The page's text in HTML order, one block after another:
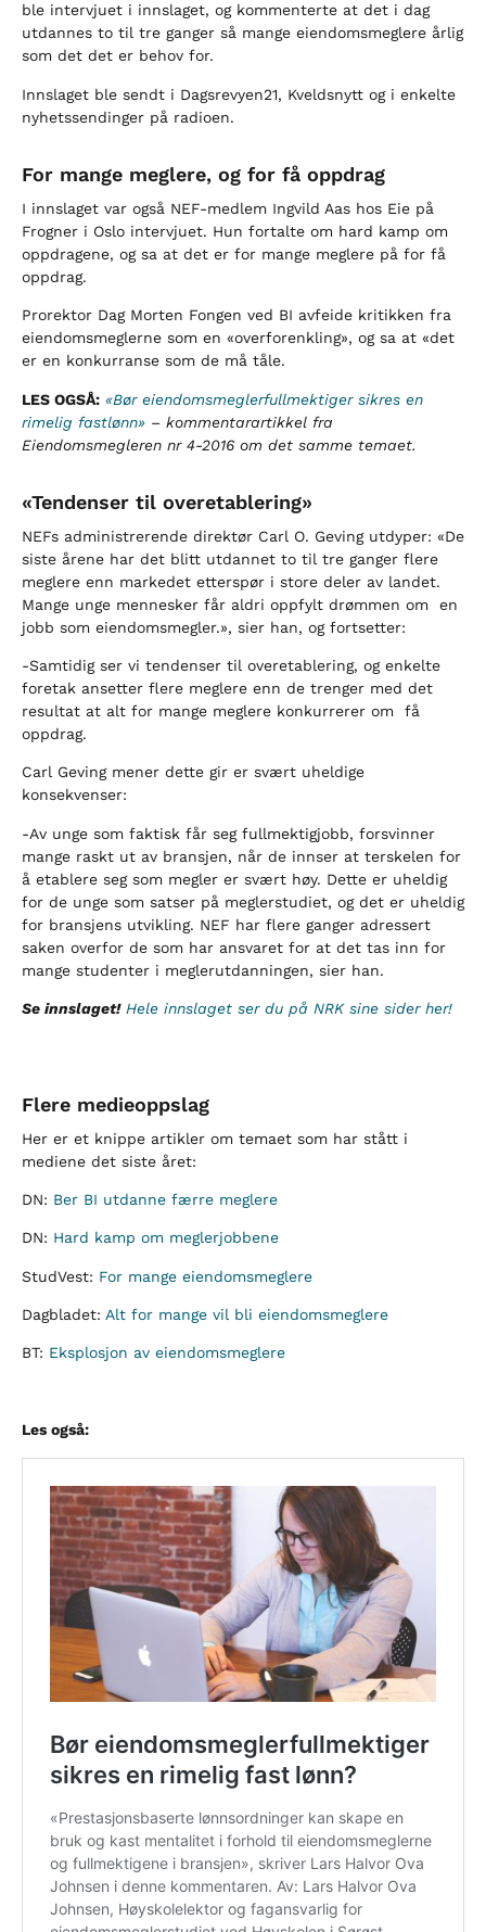
ble intervjuet i innslaget, og kommenterte at det i dag
utdannes to til tre ganger så mange eiendomsmeglere årlig
som det det er behov for.
Innslaget ble sendt i Dagsrevyen21, Kveldsnytt og i enkelte
nyhetssendinger på radioen.
For mange meglere, og for få oppdrag
I innslaget var også NEF-medlem Ingvild Aas hos Eie på
Frogner i Oslo intervjuet. Hun fortalte om hard kamp om
oppdragene, og sa at det er for mange meglere på for få
oppdrag.
Prorektor Dag Morten Fongen ved BI avfeide kritikken fra
eiendomsmeglerne som en «overforenkling», og sa at «det
er en konkurranse som de må tåle.
LES OGSÅ: «Bør eiendomsmeglerfullmektiger sikres en
rimelig fastlønn» – kommentarartikkel fra
Eiendomsmegleren nr 4-2016 om det samme temaet.
«Tendenser til overetablering»
NEFs administrerende direktør Carl O. Geving utdyper: «De
siste årene har det blitt utdannet to til tre ganger flere
meglere enn markedet etterspør i store deler av landet.
Mange unge mennesker får aldri oppfylt drømmen om en
jobb som eiendomsmegler.», sier han, og fortsetter:
-Samtidig ser vi tendenser til overetablering, og enkelte
foretak ansetter flere meglere enn de trenger med det
resultat at alt for mange meglere konkurrerer om få
oppdrag.
Carl Geving mener dette gir er svært uheldige
konsekvenser:
-Av unge som faktisk får seg fullmektigjobb, forsvinner
mange raskt ut av bransjen, når de innser at terskelen for
å etablere seg som megler er svært høy. Dette er uheldig
for de unge som satser på meglerstudiet, og det er uheldig
for bransjens utvikling. NEF har flere ganger adressert
saken overfor de som har ansvaret for at det tas inn for
mange studenter i meglerutdanningen, sier han.
Se innslaget! Hele innslaget ser du på NRK sine sider her!
Flere medieoppslag
Her er et knippe artikler om temaet som har stått i
mediene det siste året:
DN: Ber BI utdanne færre meglere
DN: Hard kamp om meglerjobbene
StudVest: For mange eiendomsmeglere
Dagbladet: Alt for mange vil bli eiendomsmeglere
BT: Eksplosjon av eiendomsmeglere
Les også: